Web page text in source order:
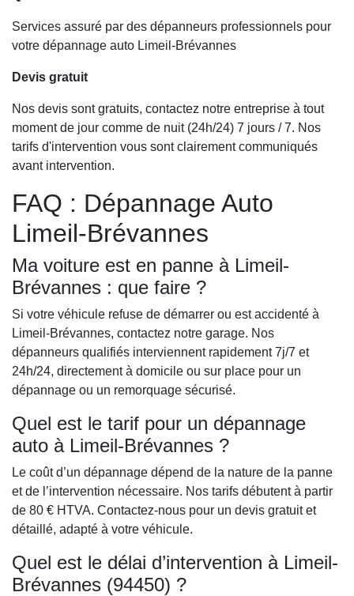
Services assuré par des dépanneurs professionnels pour
votre dépannage auto Limeil-Brévannes
Devis gratuit
Nos devis sont gratuits, contactez notre entreprise à tout
moment de jour comme de nuit (24h/24) 7 jours / 7. Nos
tarifs d'intervention vous sont clairement communiqués
avant intervention.
FAQ : Dépannage Auto
Limeil-Brévannes
Ma voiture est en panne à Limeil-
Brévannes : que faire ?
Si votre véhicule refuse de démarrer ou est accidenté à
Limeil-Brévannes, contactez notre garage. Nos
dépanneurs qualifiés interviennent rapidement 7j/7 et
24h/24, directement à domicile ou sur place pour un
dépannage ou un remorquage sécurisé.
Quel est le tarif pour un dépannage
auto à Limeil-Brévannes ?
Le coût d’un dépannage dépend de la nature de la panne
et de l’intervention nécessaire. Nos tarifs débutent à partir
de 80 € HTVA. Contactez-nous pour un devis gratuit et
détaillé, adapté à votre véhicule.
Quel est le délai d’intervention à Limeil-
Brévannes (94450) ?